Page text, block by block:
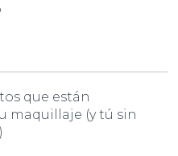
que están
maquillaje (y tú sin